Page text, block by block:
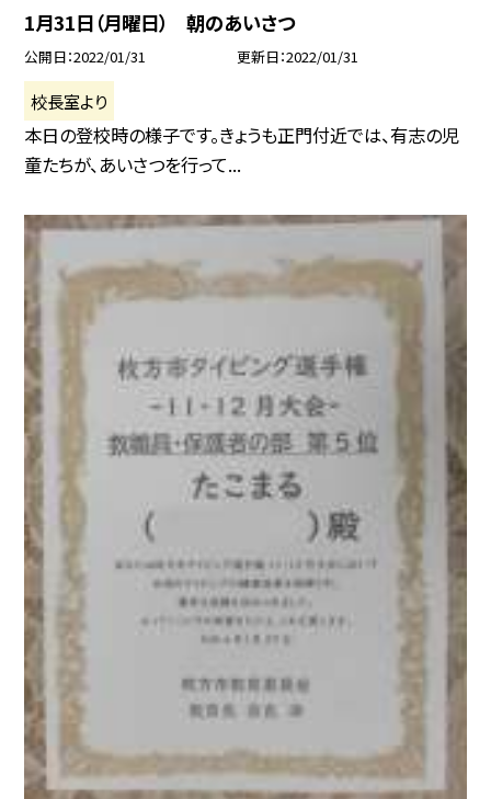
1月31日（月曜日） 朝のあいさつ
公開日 2022/01/31 更新日 2022/01/31
校長室より
本日の登校時の様子です。きょうも正門付近では、有志の児
童たちが、あいさつを行って...